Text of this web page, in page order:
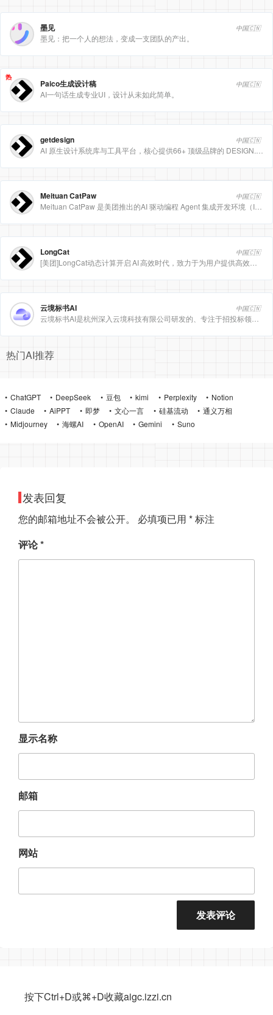
墨见 中国🇨🇳
墨见：把一个人的想法，变成一支团队的产出。
热
Paico生成设计稿 中国🇨🇳
AI一句话生成专业UI，设计从未如此简单。
getdesign 中国🇨🇳
AI 原生设计系统库与工具平台，核心提供66+ 顶级品牌的 DESIGN.md 设计规范文件
Meituan CatPaw 中国🇨🇳
Meituan CatPaw 是美团推出的AI 驱动编程 Agent 集成开发环境（IDE），定位为智能编程助手
LongCat 中国🇨🇳
[美团]LongCat动态计算开启 AI 高效时代，致力于为用户提供高效、精准、多模态的人工智能服务。
云境标书AI 中国🇨🇳
云境标书AI是杭州深入云境科技有限公司研发的、专注于招投标领域的垂直人工智能平台。该平台深度集成自然
热门AI推荐
ChatGPT DeepSeek 豆包 kimi Perplexity
Notion
Claude
AiPPT 即梦 文心一言 硅基流动
通义万相
Midjourney
海螺AI OpenAI Gemini Suno
发表回复
您的邮箱地址不会被公开。 必填项已用 *标注
评论*
显示名称
邮箱
网站
按下Ctrl+D或⌘+D收藏aigc.izzi.cn